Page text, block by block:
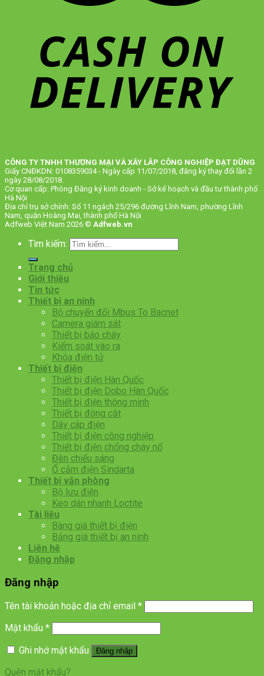
CÔNG TY TNHH THƯƠNG MẠI VÀ XÂY LẮP CÔNG NGHIỆP ĐẠT DŨNG
Giấy CNĐKDN: 0108359034 - Ngày cấp 11/07/2018, đăng ký thay đổi lần 2
ngày 28/08/2018.
Cơ quan cấp: Phòng Đăng ký kinh doanh - Sở kế hoạch và đầu tư thành phố
Hà Nội
Địa chỉ trụ sở chính: Số 11 ngách 25/296 đường Lĩnh Nam, phường Lĩnh
Nam, quận Hoàng Mai, thành phố Hà Nội
Adfweb Việt Nam 2026 © Adfweb.vn
Tìm kiếm:
Trang chủ
Giới thiệu
Tin tức
Thiết bị an ninh
Bộ chuyển đổi Mbus To Bacnet
Camera giám sát
Thiết bị báo cháy
Kiểm soát vào ra
Khóa điện tử
Thiết bị điện
Thiết bị điện Hàn Quốc
Thiết bị điện Dobo Hàn Quốc
Thiết bị điện thông minh
Thiết bị đóng cắt
Dây cáp điện
Thiết bị điện công nghiệp
Thiết bị điện chống cháy nổ
Đèn chiếu sáng
Ổ cắm điện Sindarta
Thiết bị văn phòng
Bộ lưu điện
Keo dán nhanh Loctite
Tài liệu
Bàng giá thiết bị điện
Bảng giá thiết bị an ninh
Liên hệ
Đăng nhập
Đăng nhập
Tên tài khoản hoặc địa chỉ email *
Mật khẩu *
Ghi nhớ mật khẩu
Đăng nhập
Quên mật khẩu?